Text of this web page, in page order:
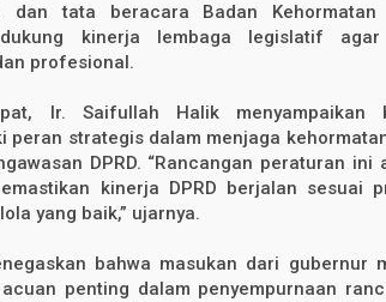
tata beracara Badan Kehormatan
kinerja lembaga legislatif
profesional.
Ir. Saifullah Halik menyampaikan
peran strategis dalam menjaga
DPRD. “Rancangan peraturan ini
kinerja DPRD berjalan sesuai
yang baik,” ujarnya.
bahwa masukan dari gubernur
penting dalam penyempurnaan